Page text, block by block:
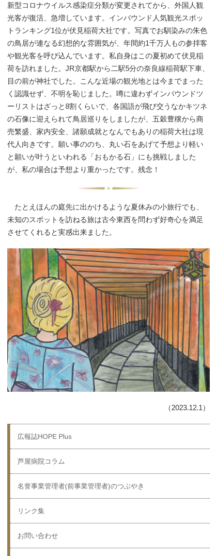
新型コロナウイルス感染症分類が変更されてから、外国人観
光客が復活、急増しています。インバウンド人気観光スポッ
トランキング1位が伏見稲荷大社です。写真でお馴染みの朱色
の鳥居が連なる幻想的な雰囲気が、年間約1千万人もの参拝客
や観光客を呼び込んでいます。私自身はこの夏初めて伏見稲
荷を訪れました。JR京都駅から二駅5分の奈良線稲荷駅下車、
目の前が神社でした。こんな近場の観光地とは今までまった
く認識せず、不明を恥じました。噂に違わずインバウンドツ
ーリストはざっと8割くらいで、各国語が飛び交うなかキツネ
の石像に迎えられて鳥居巡りをしましたが、五穀豊穣から商
売繁盛、家内安全、諸願成就となんでもありの稲荷大社は現
代人向きです。願い事ののち、丸い石をあげて予想より軽い
と願いが叶うといわれる「おもかる石」にも挑戦しました
が、私の場合は予想より重かったです。残念！
たとえほんの庭先に出かけるような夏休みの小旅行でも、
未知のスポットを訪ねる旅は古今東西を問わず好奇心を満足
させてくれると実感出来ました。
（2023.12.1）
広報誌HOPE Plus
芦屋病院コラム
名誉事業管理者(前事業管理者)のつぶやき
リンク集
お問い合わせ